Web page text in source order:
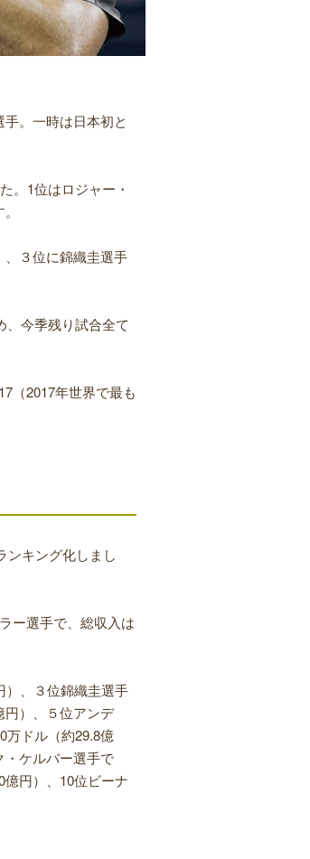
。一時は日本初と
。1位はロジャー・
、３位に錦織圭選手
、今季残り試合全て
（2017年世界で最も
ンキング化しまし
ー選手で、総収入は
）、３位錦織圭選手
円）、５位アンデ
万ドル（約29.8億
・ケルバー選手で
円）、10位ビーナ